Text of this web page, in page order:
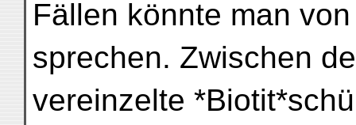
Fällen könnte man
sprechen. Zwischen
vereinzelte